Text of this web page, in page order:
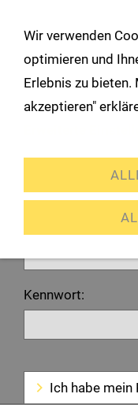
Navigation öffnen
Bitte melden Sie
E-Mail oder
Kennwort:
Ich habe
Wir verwenden
optimieren und
Erlebnis zu
akzeptieren"